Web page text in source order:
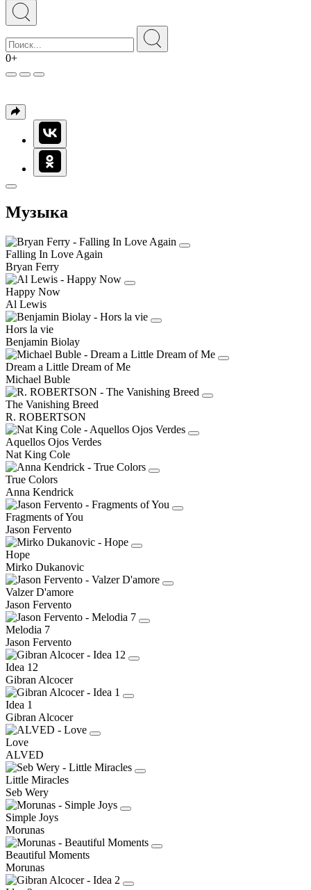
0+
Музыка
Falling In Love Again
Bryan Ferry
Happy Now
Al Lewis
Hors la vie
Benjamin Biolay
Dream a Little Dream of Me
Michael Buble
The Vanishing Breed
R. ROBERTSON
Aquellos Ojos Verdes
Nat King Cole
True Colors
Anna Kendrick
Fragments of You
Jason Fervento
Hope
Mirko Dukanovic
Valzer D'amore
Jason Fervento
Melodia 7
Jason Fervento
Idea 12
Gibran Alcocer
Idea 1
Gibran Alcocer
Love
ALVED
Little Miracles
Seb Wery
Simple Joys
Morunas
Beautiful Moments
Morunas